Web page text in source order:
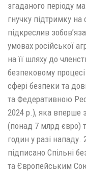
згаданого періоду
гнучку підтримку на
підкреслив
умовах російської
на її шляху до
безпековому
сфері безпеки та
та Федеративною
2024 р.), яка вперше
(понад 7 млрд євро)
годин у разі
підписано Спільні
та Європейським